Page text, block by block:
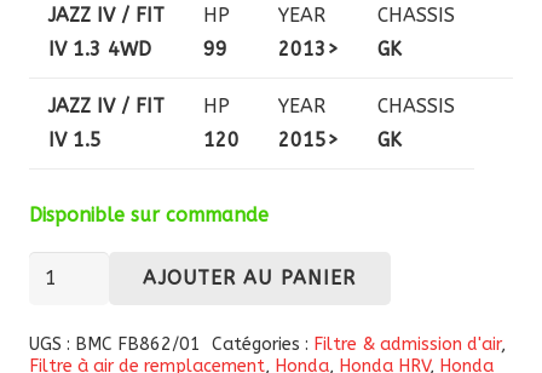
JAZZ IV / FIT
IV 1.3 4WD
HP
99
YEAR
2013>
CHASSIS
GK
JAZZ IV / FIT
IV 1.5
HP
120
YEAR
2015>
CHASSIS
GK
Disponible sur commande
quantité
Filtre
à
AJOUTER AU PANIER
UGS : BMC FB862/01 Catégories : Filtre & admission d'air,
Filtre à air de remplacement, Honda, Honda HRV, Honda